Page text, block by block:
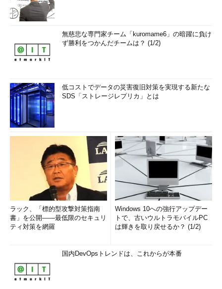
無慈悲な専門家チーム「kuromame6」の暗躍に負け
ず勝利をつかんだチームは？ (1/2)
低コストでデータの災害復旧対策を実現する新たな
SDS「ストレージレプリカ」とは
ラック、「標的型攻撃対策指南
書」を公開――最低限のセキュリ
ティ対策を網羅
Windows 10への強行アップデー
トで、古いウルトラモバイルPC
は輝きを取り戻せるか？ (1/2)
国内DevOpsトレンドは、これからが本番